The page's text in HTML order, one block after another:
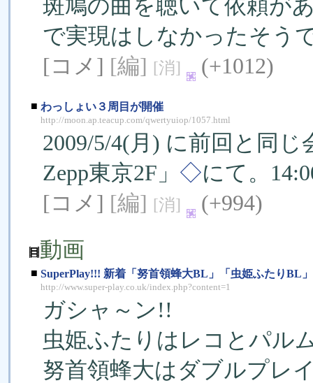
斑鳩の曲を聴いて依頼が
で実現はしなかったそう
[コメ] [編] [消] (+1012)
■ わっしょい３周目が開催
http://moon.ap.teacup.com/qwertyuiop/1057.html
2009/5/4(月) に前回と同
Zepp東京2F」 ◇にて。
[コメ] [編] [消]
(+994)
動画
■ SuperPlay!!! 新着「努首領蜂大BL」「虫姫ふたりBL」
http://www.super-play.co.uk/index.php?content=1
ガシャ～ン!!
虫姫ふたりはレコとパル
努首領蜂大はダブルプレ